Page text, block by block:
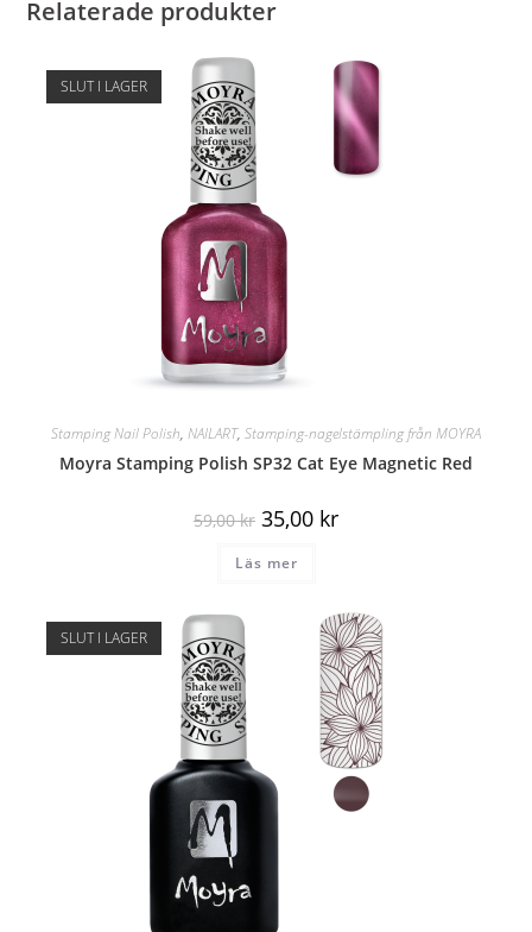
Relaterade produkter
SLUT I LAGER
Stamping Nail Polish, NAILART, Stamping-nagelstämpling från MOYRA
Moyra Stamping Polish SP32 Cat Eye Magnetic Red
59,00kr 35,00 kr
Läs mer
SLUT I LAGER